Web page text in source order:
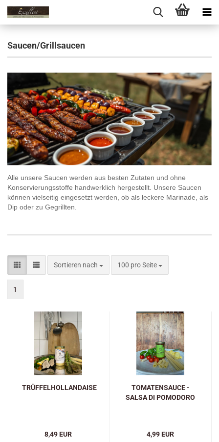
Saucen/Grillsaucen
Alle unsere Saucen werden aus besten Zutaten und ohne
Konservierungsstoffe handwerklich hergestellt. Unsere Saucen
können vielseitig eingesetzt werden, ob als leckere Marinade, als
Dip oder zu Gegrillten.
Sortieren nach
Sortieren nach 100 pro Seite
pro Seite
1
TRÜFFELHOLLANDAISE
8,49 EUR
TOMATENSAUCE -
SALSA DI POMODORO
4,99 EUR